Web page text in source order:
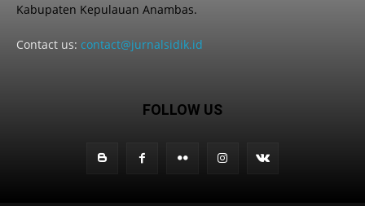
Kabupaten Kepulauan Anambas.
Contact us: contact@jurnalsidik.id
FOLLOW US